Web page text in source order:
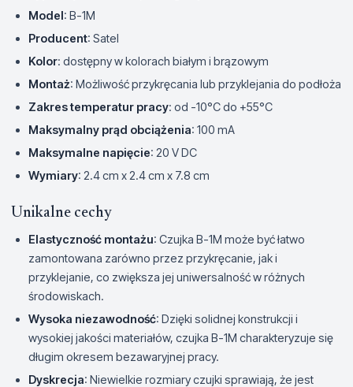
Model: B-1M
Producent: Satel
Kolor: dostępny w kolorach białym i brązowym
Montaż: Możliwość przykręcania lub przyklejania do podłoża
Zakres temperatur pracy: od -10°C do +55°C
Maksymalny prąd obciążenia: 100 mA
Maksymalne napięcie: 20 V DC
Wymiary: 2.4 cm x 2.4 cm x 7.8 cm
Unikalne cechy
Elastyczność montażu: Czujka B-1M może być łatwo
zamontowana zarówno przez przykręcanie, jak i
przyklejanie, co zwiększa jej uniwersalność w różnych
środowiskach.
Wysoka niezawodność: Dzięki solidnej konstrukcji i
wysokiej jakości materiałów, czujka B-1M charakteryzuje się
długim okresem bezawaryjnej pracy.
Dyskrecja: Niewielkie rozmiary czujki sprawiają, że jest